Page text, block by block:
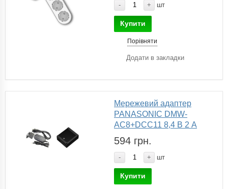
- + шт
Купити
Порівняти
Додати в закладки
Мережевий адаптер
PANASONIC DMW-
AC8+DCC11 8,4 В 2 А
594 грн.
- + шт
Купити